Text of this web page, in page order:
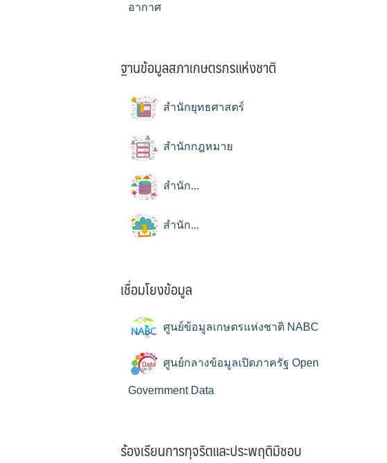
อากาศ
ฐานข้อมูลสภาเกษตรกรแห่งชาติ
สำนักยุทธศาสตร์
สำนักกฎหมาย
สำนัก...
สำนัก...
เชื่อมโยงข้อมูล
ศูนย์ข้อมูลเกษตรแห่งชาติ NABC
ศูนย์กลางข้อมูลเปิดภาครัฐ Open
Government Data
ร้องเรียนการทุจริตและประพฤติมิชอบ